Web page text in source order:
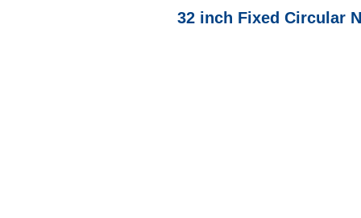
32 inch Fixed Circular